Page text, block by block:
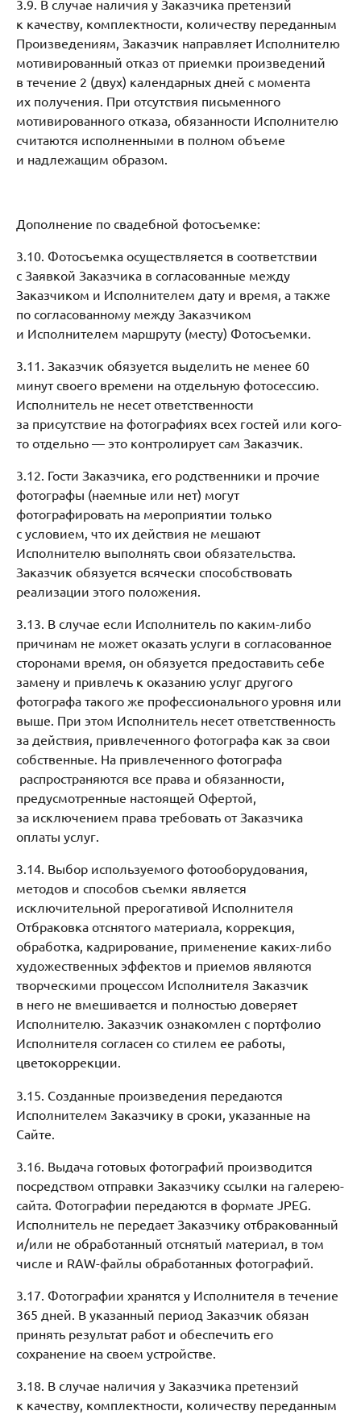
3.9. В случае наличия у Заказчика претензий
к качеству, комплектности, количеству переданным
Произведениям, Заказчик направляет Исполнителю
мотивированный отказ от приемки произведений
в течение 2 (двух) календарных дней с момента
их получения. При отсутствия письменного
мотивированного отказа, обязанности Исполнителю
считаются исполненными в полном объеме
и надлежащим образом.
Дополнение по свадебной фотосъемке:
3.10. Фотосъемка осуществляется в соответствии
с Заявкой Заказчика в согласованные между
Заказчиком и Исполнителем дату и время, а также
по согласованному между Заказчиком
и Исполнителем маршруту (месту) Фотосъемки.
3.11. Заказчик обязуется выделить не менее 60
минут своего времени на отдельную фотосессию.
Исполнитель не несет ответственности
за присутствие на фотографиях всех гостей или кого-
то отдельно — это контролирует сам Заказчик.
3.12. Гости Заказчика, его родственники и прочие
фотографы (наемные или нет) могут
фотографировать на мероприятии только
с условием, что их действия не мешают
Исполнителю выполнять свои обязательства.
Заказчик обязуется всячески способствовать
реализации этого положения.
3.13. В случае если Исполнитель по каким-либо
причинам не может оказать услуги в согласованное
сторонами время, он обязуется предоставить себе
замену и привлечь к оказанию услуг другого
фотографа такого же профессионального уровня или
выше. При этом Исполнитель несет ответственность
за действия, привлеченного фотографа как за свои
собственные. На привлеченного фотографа
распространяются все права и обязанности,
предусмотренные настоящей Офертой,
за исключением права требовать от Заказчика
оплаты услуг.
3.14. Выбор используемого фотооборудования,
методов и способов съемки является
исключительной прерогативой Исполнителя
Отбраковка отснятого материала, коррекция,
обработка, кадрирование, применение каких-либо
художественных эффектов и приемов являются
творческими процессом Исполнителя Заказчик
в него не вмешивается и полностью доверяет
Исполнителю. Заказчик ознакомлен с портфолио
Исполнителя согласен со стилем ее работы,
цветокоррекции.
3.15. Созданные произведения передаются
Исполнителем Заказчику в сроки, указанные на
Сайте.
3.16. Выдача готовых фотографий производится
посредством отправки Заказчику ссылки на галерею-
сайта. Фотографии передаются в формате JPEG.
Исполнитель не передает Заказчику отбракованный
и/или не обработанный отснятый материал, в том
числе и RAW-файлы обработанных фотографий.
3.17. Фотографии хранятся у Исполнителя в течение
365 дней. В указанный период Заказчик обязан
принять результат работ и обеспечить его
сохранение на своем устройстве.
3.18. В случае наличия у Заказчика претензий
к качеству, комплектности, количеству переданным